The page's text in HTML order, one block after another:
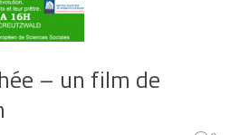
– un film de